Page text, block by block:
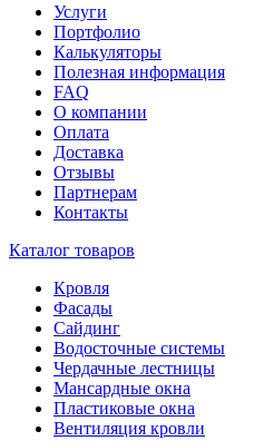
Услуги
Портфолио
Калькуляторы
Полезная информация
FAQ
О компании
Оплата
Доставка
Отзывы
Партнерам
Контакты
Каталог товаров
Кровля
Фасады
Сайдинг
Водосточные системы
Чердачные лестницы
Мансардные окна
Пластиковые окна
Вентиляция кровли